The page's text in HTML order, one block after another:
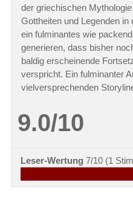
der griechischen
Gottheiten und Legenden in
ein fulminantes wie
generieren, dass bisher
baldig erscheinende
verspricht. Ein fulminanter
vielversprechenden
9.0/10
Leser-Wertung 7/10 (1